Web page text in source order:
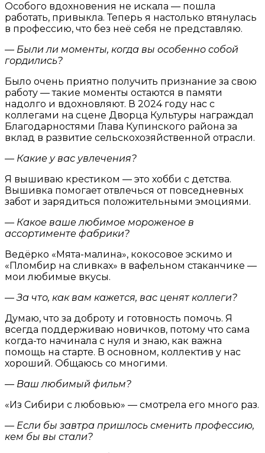
Особого вдохновения не искала — пошла
работать, привыкла. Теперь я настолько втянулась
в профессию, что без неё себя не представляю.
— Были ли моменты, когда вы особенно собой
гордились?
Было очень приятно получить признание за свою
работу — такие моменты остаются в памяти
надолго и вдохновляют. В 2024 году нас с
коллегами на сцене Дворца Культуры награждал
Благодарностями Глава Купинского района за
вклад в развитие сельскохозяйственной отрасли.
— Какие у вас увлечения?
Я вышиваю крестиком — это хобби с детства.
Вышивка помогает отвлечься от повседневных
забот и зарядиться положительными эмоциями.
— Какое ваше любимое мороженое в
ассортименте фабрики?
Ведёрко «Мята-малина», кокосовое эскимо и
«Пломбир на сливках» в вафельном стаканчике —
мои любимые вкусы.
— За что, как вам кажется, вас ценят коллеги?
Думаю, что за доброту и готовность помочь. Я
всегда поддерживаю новичков, потому что сама
когда-то начинала с нуля и знаю, как важна
помощь на старте. В основном, коллектив у нас
хороший. Общаюсь со многими.
— Ваш любимый фильм?
«Из Сибири с любовью» — смотрела его много раз.
— Если бы завтра пришлось сменить профессию,
кем бы вы стали?